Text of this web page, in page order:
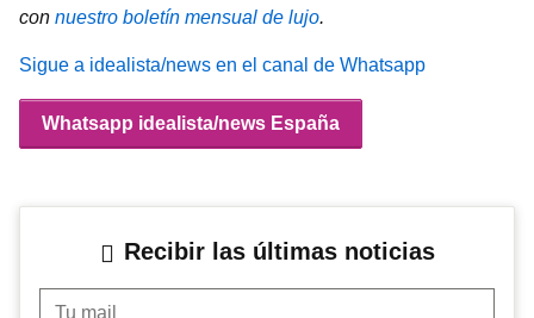
con nuestro boletín mensual de lujo.
Sigue a idealista/news en el canal de Whatsapp
Whatsapp idealista/news España
Recibir las últimas noticias
Tu mail